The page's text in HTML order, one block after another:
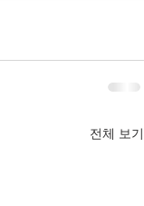
전체 보기